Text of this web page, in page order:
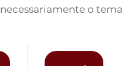
o tema